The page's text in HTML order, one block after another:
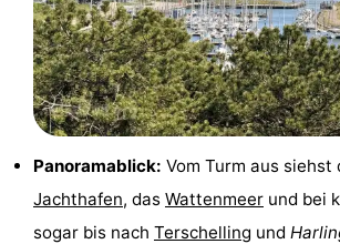
Aussichtspunkte
Attraktionen
Rundfahrten
Spielplätze
Natur
Führungen
Panoramablick: Vom Turm aus siehst
Jachthafen, das Wattenmeer und bei
sogar bis nach Terschelling und